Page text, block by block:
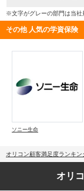
※文字がグレーの部門は当社
その他 人気の学資保険
ソニー生命
オリコン顧客満足度ランキン
オリ